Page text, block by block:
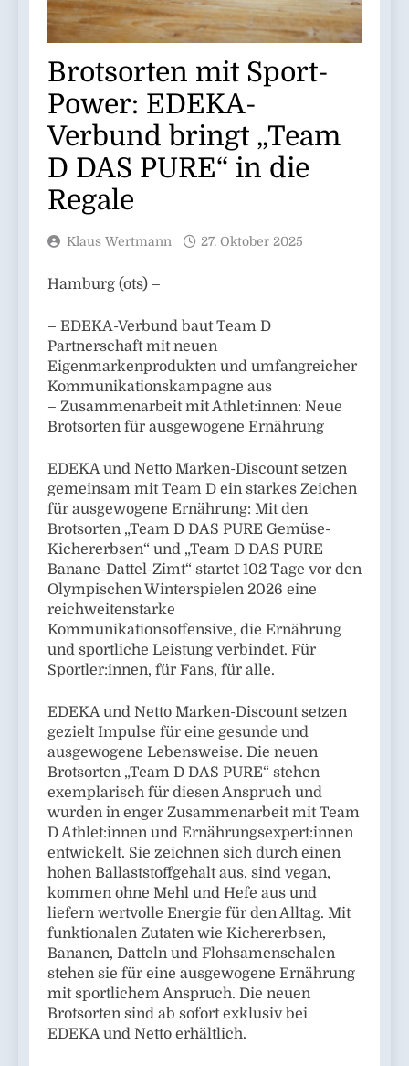
Brotsorten mit Sport-
Power: EDEKA-
Verbund bringt „Team
D DAS PURE“ in die
Regale
Klaus Wertmann 27. Oktober 2025
Hamburg (ots) –
– EDEKA-Verbund baut Team D
Partnerschaft mit neuen
Eigenmarkenprodukten und umfangreicher
Kommunikationskampagne aus
– Zusammenarbeit mit Athlet:innen: Neue
Brotsorten für ausgewogene Ernährung
EDEKA und Netto Marken-Discount setzen
gemeinsam mit Team D ein starkes Zeichen
für ausgewogene Ernährung: Mit den
Brotsorten „Team D DAS PURE Gemüse-
Kichererbsen“ und „Team D DAS PURE
Banane-Dattel-Zimt“ startet 102 Tage vor den
Olympischen Winterspielen 2026 eine
reichweitenstarke
Kommunikationsoffensive, die Ernährung
und sportliche Leistung verbindet. Für
Sportler:innen, für Fans, für alle.
EDEKA und Netto Marken-Discount setzen
gezielt Impulse für eine gesunde und
ausgewogene Lebensweise. Die neuen
Brotsorten „Team D DAS PURE“ stehen
exemplarisch für diesen Anspruch und
wurden in enger Zusammenarbeit mit Team
D Athlet:innen und Ernährungsexpert:innen
entwickelt. Sie zeichnen sich durch einen
hohen Ballaststoffgehalt aus, sind vegan,
kommen ohne Mehl und Hefe aus und
liefern wertvolle Energie für den Alltag. Mit
funktionalen Zutaten wie Kichererbsen,
Bananen, Datteln und Flohsamenschalen
stehen sie für eine ausgewogene Ernährung
mit sportlichem Anspruch. Die neuen
Brotsorten sind ab sofort exklusiv bei
EDEKA und Netto erhältlich.